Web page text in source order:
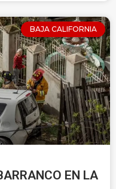
BAJA CALIFORNIA
EN LA